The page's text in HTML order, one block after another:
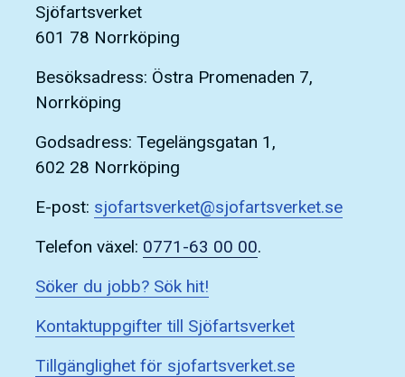
Sjöfartsverket
601 78 Norrköping
Besöksadress: Östra Promenaden 7,
Norrköping
Godsadress: Tegelängsgatan 1,
602 28 Norrköping
E-post: sjofartsverket@sjofartsverket.se
Telefon växel: 0771-63 00 00.
Söker du jobb? Sök hit!
Kontaktuppgifter till Sjöfartsverket
Tillgänglighet för sjofartsverket.se